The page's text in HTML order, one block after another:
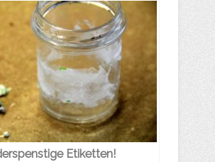
Etiketten!